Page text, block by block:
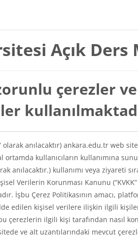
Açık Ders
çerezler
olarak anılacaktır) ankara.edu.tr web
kullanıcıların kullanımına
anılacaktır.) kullanımı veya ziyareti
Verilerin Korunması Kanunu
İşbu Çerez Politikasının amacı,
edilen kişisel verilere ilişkin ilgili
çerezlerin ilgili kişi tarafından nasıl
ve alt uzantılarındaki mevcut